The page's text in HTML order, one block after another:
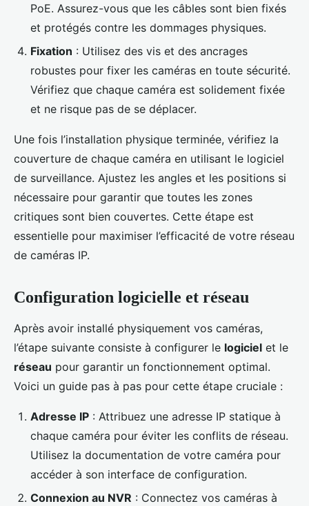
PoE. Assurez-vous que les câbles sont bien fixés
et protégés contre les dommages physiques.
Fixation : Utilisez des vis et des ancrages
robustes pour fixer les caméras en toute sécurité.
Vérifiez que chaque caméra est solidement fixée
et ne risque pas de se déplacer.
Une fois l’installation physique terminée, vérifiez la
couverture de chaque caméra en utilisant le logiciel
de surveillance. Ajustez les angles et les positions si
nécessaire pour garantir que toutes les zones
critiques sont bien couvertes. Cette étape est
essentielle pour maximiser l’efficacité de votre réseau
de caméras IP.
Configuration logicielle et réseau
Après avoir installé physiquement vos caméras,
l’étape suivante consiste à configurer le logiciel et le
réseau pour garantir un fonctionnement optimal.
Voici un guide pas à pas pour cette étape cruciale :
Adresse IP : Attribuez une adresse IP statique à
chaque caméra pour éviter les conflits de réseau.
Utilisez la documentation de votre caméra pour
accéder à son interface de configuration.
Connexion au NVR : Connectez vos caméras à